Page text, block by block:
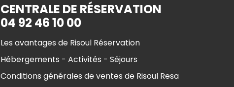
CENTRALE DE RÉSERVATION
04 92 46 10 00
Les avantages de Risoul Réservation
Hébergements - Activités - Séjours
Conditions générales de ventes de Risoul Resa